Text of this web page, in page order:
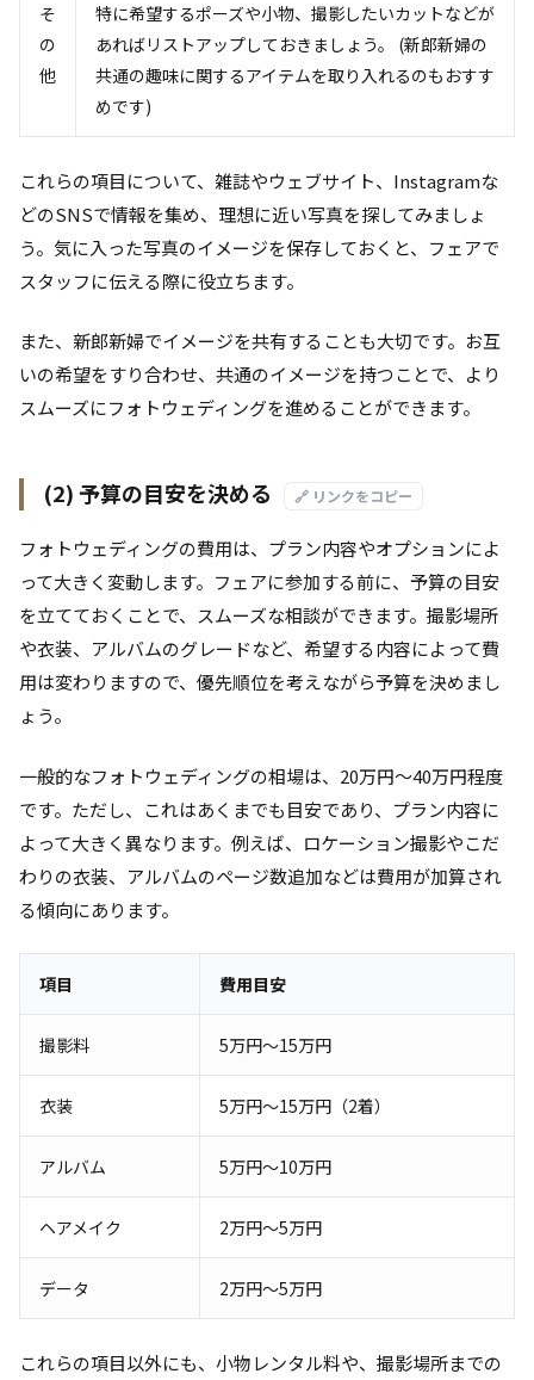
そ
の
他
特に希望するポーズや小物、撮影したいカットなどが
あればリストアップしておきましょう。 (新郎新婦の
共通の趣味に関するアイテムを取り入れるのもおすす
めです)
これらの項目について、雑誌やウェブサイト、Instagramな
どのSNSで情報を集め、理想に近い写真を探してみましょ
う。気に入った写真のイメージを保存しておくと、フェアで
スタッフに伝える際に役立ちます。
また、新郎新婦でイメージを共有することも大切です。お互
いの希望をすり合わせ、共通のイメージを持つことで、より
スムーズにフォトウェディングを進めることができます。
(2) 予算の目安を決める 🔗 リンクをコピー
フォトウェディングの費用は、プラン内容やオプションによ
って大きく変動します。フェアに参加する前に、予算の目安
を立てておくことで、スムーズな相談ができます。撮影場所
や衣装、アルバムのグレードなど、希望する内容によって費
用は変わりますので、優先順位を考えながら予算を決めまし
ょう。
一般的なフォトウェディングの相場は、20万円～40万円程度
です。ただし、これはあくまでも目安であり、プラン内容に
よって大きく異なります。例えば、ロケーション撮影やこだ
わりの衣装、アルバムのページ数追加などは費用が加算され
る傾向にあります。
項目 費用目安
撮影料 5万円～15万円
衣装 5万円～15万円（2着）
アルバム 5万円～10万円
ヘアメイク 2万円～5万円
データ 2万円～5万円
これらの項目以外にも、小物レンタル料や、撮影場所までの